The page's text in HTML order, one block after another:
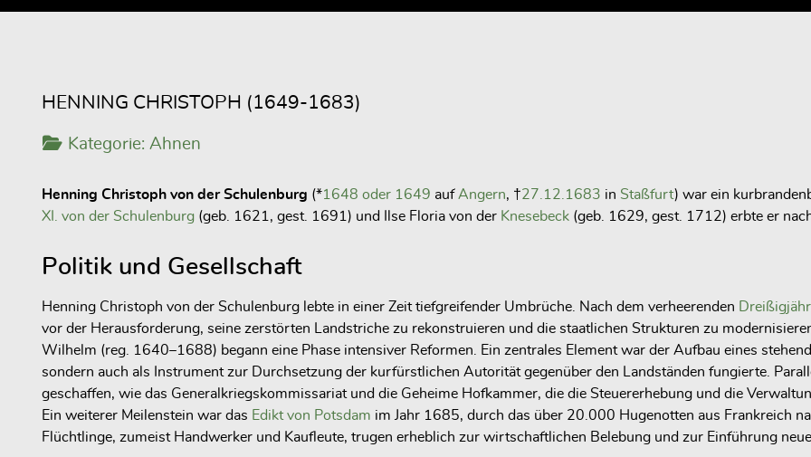
HENNING CHRISTOPH (1649-1683)
Kategorie: Ahnen
Henning Christoph von der Schulenburg (*1648 oder 1649 aufAngern, †27.12.1683 in Staßfurt) war ein
XI. von der Schulenburg (geb. 1621, gest. 1691) und Ilse Floria von der Knesebeck (geb. 1629, gest. 1712) erbte er
Politik und Gesellschaft
Henning Christoph von der Schulenburg lebte in einer Zeit tiefgreifender Umbrüche. Nach dem verheerenden
vor der Herausforderung, seine zerstörten Landstriche zu rekonstruieren und die staatlichen Strukturen zu
Wilhelm (reg. 1640–1688) begann eine Phase intensiver Reformen. Ein zentrales Element war der Aufbau eines
sondern auch als Instrument zur Durchsetzung der kurfürstlichen Autorität gegenüber den Landständen fungierte.
geschaffen, wie das Generalkriegskommissariat und die Geheime Hofkammer, die die Steuererhebung und die
Ein weiterer Meilenstein war das Edikt von Potsdam im Jahr 1685, durch das über 20.000 Hugenotten aus Frankreich
Flüchtlinge, zumeist Handwerker und Kaufleute, trugen erheblich zur wirtschaftlichen Belebung und zur Einführung